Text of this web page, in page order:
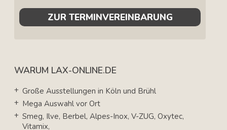
ZUR TERMINVEREINBARUNG
WARUM LAX-ONLINE.DE
Große Ausstellungen in Köln und Brühl
Mega Auswahl vor Ort
Smeg, Ilve, Berbel, Alpes-Inox, V-ZUG, Oxytec,
Vitamix,